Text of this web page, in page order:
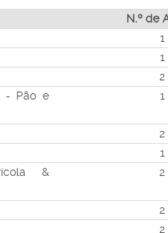
N.º de
1
1
2
- Pão e
1
2
1
&
2
2
2